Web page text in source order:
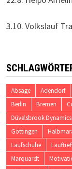
3.10. Volkslauf
Absage Adendorf
Berlin
Bremen
Düvelsbrook Dynamics
Göttingen
Laufschuhe
Marquardt